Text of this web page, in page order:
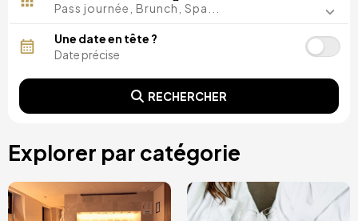
Pass journée, Brunch, Spa...
Une date en tête ?
RECHERCHER
Explorer par catégorie